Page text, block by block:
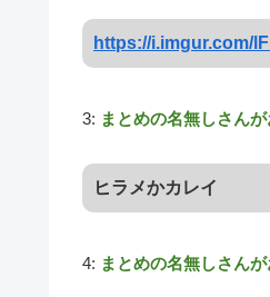
https://i.imgur.com/
3: まとめの名無しさん
ヒラメかカレイ
4: まとめの名無しさん